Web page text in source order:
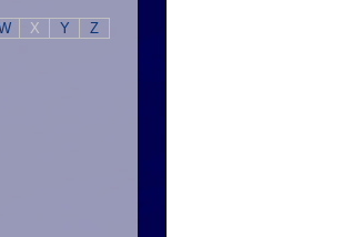
X Y Z